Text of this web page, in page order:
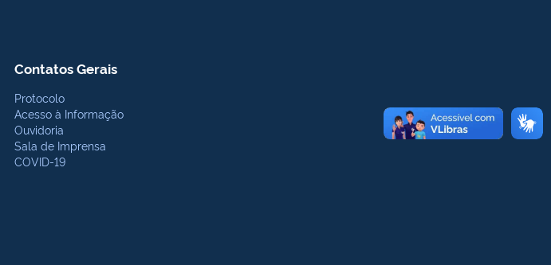
Contatos Gerais
Protocolo
Acesso à Informação
Ouvidoria
Sala de Imprensa
COVID-19